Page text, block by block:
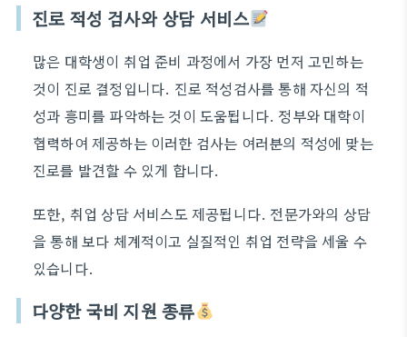
진로 적성 검사와 상담 서비스
많은 대학생이 취업 준비 과정에서 가장 먼저 고민하는
것이 진로 결정입니다. 진로 적성검사를 통해 자신의 적
성과 흥미를 파악하는 것이 도움됩니다. 정부와 대학이
협력하여 제공하는 이러한 검사는 여러분의 적성에 맞는
진로를 발견할 수 있게 합니다.
또한, 취업 상담 서비스도 제공됩니다. 전문가와의 상담
을 통해 보다 체계적이고 실질적인 취업 전략을 세울 수
있습니다.
다양한 국비 지원 종류